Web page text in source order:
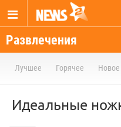
Развлечения
Лучшее Горячее Новое
Идеальные